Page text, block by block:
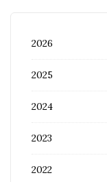
2026
2025
2024
2023
2022